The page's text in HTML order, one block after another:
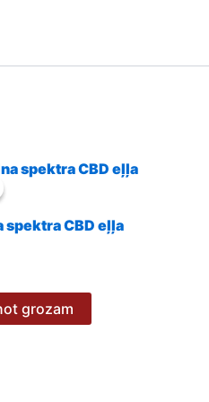
spektra CBD eļļa
price
grozam